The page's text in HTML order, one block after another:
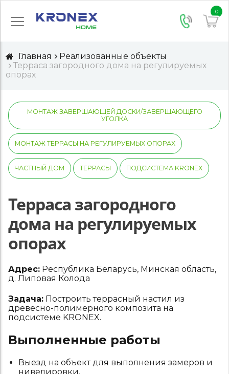
0
Главная
Реализованные объекты
Терраса загородного дома на регулируемых
опорах
МОНТАЖ ЗАВЕРШАЮЩЕЙ ДОСКИ/ЗАВЕРШАЮЩЕГО
УГОЛКА
МОНТАЖ ТЕРРАСЫ НА РЕГУЛИРУЕМЫХ ОПОРАХ
ЧАСТНЫЙ ДОМ ТЕРРАСЫ ПОДСИСТЕМА KRONEX
Терраса загородного
дома на регулируемых
опорах
Адрес: Республика Беларусь, Минская область,
д. Липовая Колода
Задача: Построить террасный настил из
древесно-полимерного композита на
подсистеме KRONEX.
Выполненные работы
Выезд на объект для выполнения замеров и
нивелировки.